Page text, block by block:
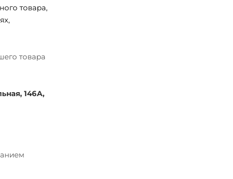
товара,
товара
146А,